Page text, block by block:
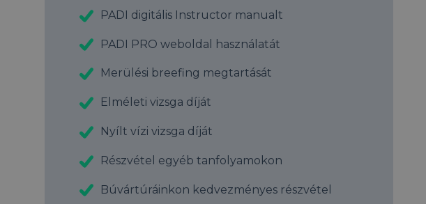
PADI digitális Instructor manualt
PADI PRO weboldal használatát
Merülési breefing megtartását
Elméleti vizsga díját
Nyílt vízi vizsga díját
Részvétel egyéb tanfolyamokon
Búvártúráinkon kedvezményes részvétel